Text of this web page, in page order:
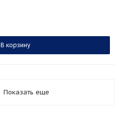
В корзину
Показать еще